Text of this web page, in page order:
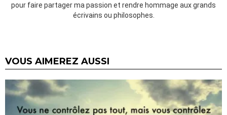
pour faire partager ma passion et rendre hommage aux grands
écrivains ou philosophes.
VOUS AIMEREZ AUSSI